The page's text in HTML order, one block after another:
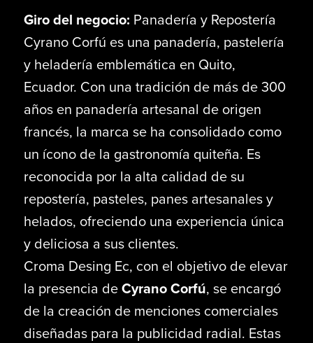
Giro del negocio: Panadería y Repostería
Cyrano Corfú es una panadería, pastelería
y heladería emblemática en Quito,
Ecuador. Con una tradición de más de 300
años en panadería artesanal de origen
francés, la marca se ha consolidado como
un ícono de la gastronomía quiteña. Es
reconocida por la alta calidad de su
repostería, pasteles, panes artesanales y
helados, ofreciendo una experiencia única
y deliciosa a sus clientes.
Croma Desing Ec, con el objetivo de elevar
la presencia de Cyrano Corfú, se encargó
de la creación de menciones comerciales
diseñadas para la publicidad radial. Estas